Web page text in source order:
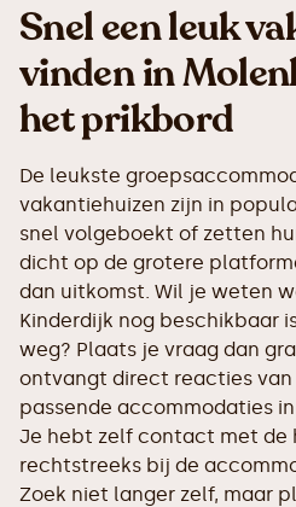
Snel een leuk
vinden in
het prikbord
De leukste
vakantiehuizen zijn in
snel volgeboekt of zetten
dicht op de grotere
dan uitkomst. Wil je weten
Kinderdijk nog beschikbaar
weg? Plaats je vraag dan
ontvangt direct reacties
passende accommodaties
Je hebt zelf contact met de
rechtstreeks bij de
Zoek niet langer zelf, maar